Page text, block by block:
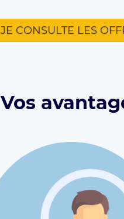
JE CONSULTE LES
Vos